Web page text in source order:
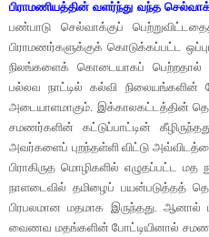
பிராமணியத்தின் வளர்ந்து வந்த
பண்பாடு செல்வாக்குப்
பிராமணர்களுக்குக் கொடுக்கப்பட்ட
நிலங்களைக் கொடையாகப்
பல்லவ நாட்டில் கல்வி நிலையங்களின்
அடையாளமாகும். இக்காலகட்டத்தின்
சமணர்களின் கட்டுப்பாட்டின்
அவர்களைப் புறந்தள்ளி விட்டு
பிராகிருத மொழிகளில்
நாளடைவில் தமிழைப் பயன்படுத்தத்
பிரபலமான மதமாக இருந்தது.
வைணவ மதங்களின் போட்டியினால்